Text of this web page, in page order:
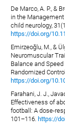
De Marco, A. P., &
in the
child neurology,
https://doi.org/
Emirzeoğlu, M., &
Neuromuscular
Balance and
Randomized
https://doi.org/
Farahani, J. J.,
Effectiveness of
football: A dose-
101–116. https://